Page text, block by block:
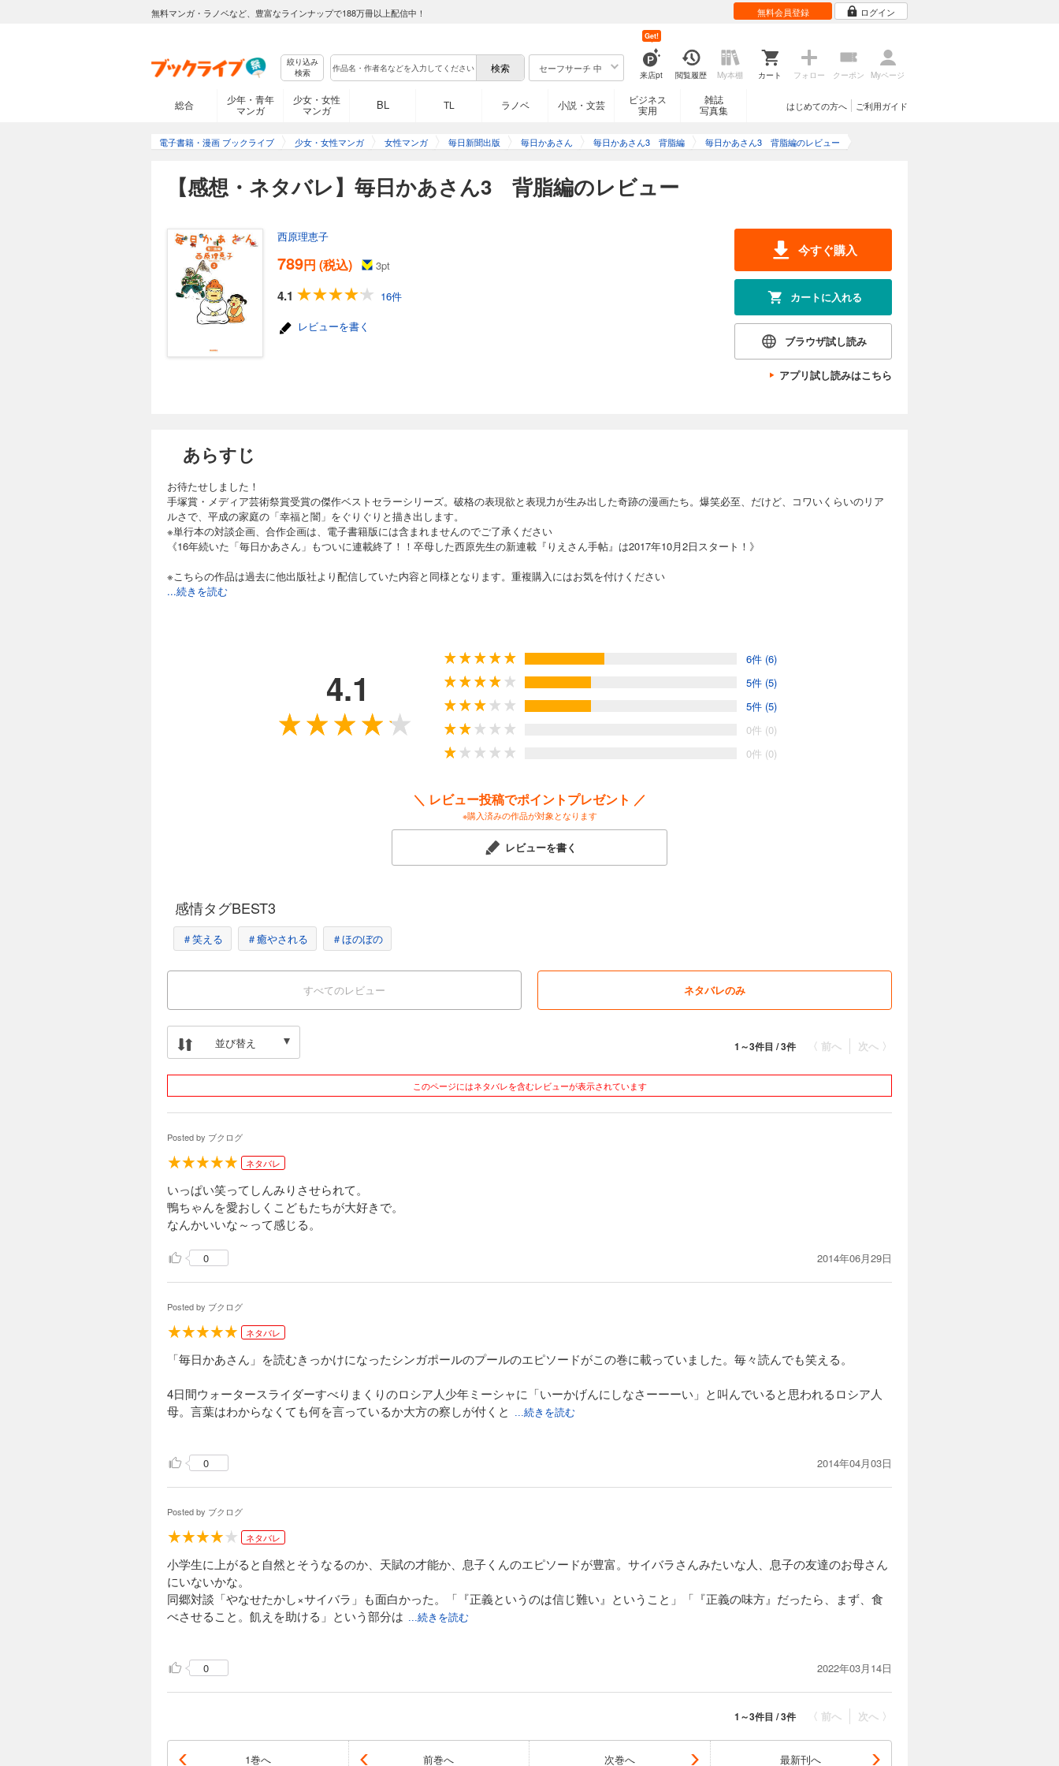
無料マンガ・ラノベなど、豊富なラインナップで188万冊以上配信中！ 無料会員登録 ログイン
絞り込み
検索
セーフサーチ 中
来店pt
Get!
閲覧履歴 My本棚 カート フォロー クーポン Myページ
総合
少年・青年
マンガ
少女・女性
マンガ
BL TL ラノベ 小説・文芸
ビジネス
実用
雑誌
写真集
ご利用ガイド
はじめての方へ
電子書籍・漫画 ブックライブ 少女・女性マンガ 女性マンガ 毎日新聞出版 毎日かあさん 毎日かあさん3 背脂編 毎日かあさん3 背脂編のレビュー
【感想・ネタバレ】毎日かあさん3 背脂編のレビュー
西原理恵子
789円 (税込) 3pt
4.1
16件
レビューを書く
今すぐ購入
カートに入れる
ブラウザ試し読み
アプリ試し読みはこちら
あらすじ
お待たせしました！
手塚賞・メディア芸術祭賞受賞の傑作ベストセラーシリーズ。破格の表現欲と表現力が生み出した奇跡の漫画たち。爆笑必至、だけど、コワいくらいのリア
ルさで、平成の家庭の「幸福と闇」をぐりぐりと描き出します。
※単行本の対談企画、合作企画は、電子書籍版には含まれませんのでご了承ください
《16年続いた「毎日かあさん」もついに連載終了！！卒母した西原先生の新連載『りえさん手帖』は2017年10月2日スタート！》
※こちらの作品は過去に他出版社より配信していた内容と同様となります。重複購入にはお気を付けください
...続きを読む
4.1
6件 (6)
5件 (5)
5件 (5)
0件 (0)
0件 (0)
＼ レビュー投稿でポイントプレゼント ／
※購入済みの作品が対象となります
レビューを書く
感情タグBEST3
＃笑える ＃癒やされる ＃ほのぼの
すべてのレビュー ネタバレのみ
並び替え 次へ 〉
〈 前へ
1～3件目 / 3件
このページにはネタバレを含むレビューが表示されています
Posted by ブクログ
ネタバレ
いっぱい笑ってしんみりさせられて。
鴨ちゃんを愛おしくこどもたちが大好きで。
なんかいいな～って感じる。
0 2014年06月29日
Posted by ブクログ
ネタバレ
「毎日かあさん」を読むきっかけになったシンガポールのプールのエピソードがこの巻に載っていました。毎々読んでも笑える。
4日間ウォータースライダーすべりまくりのロシア人少年ミーシャに「いーかげんにしなさーーーい」と叫んでいると思われるロシア人
母。言葉はわからなくても何を言っているか大方の察しが付くと
...続きを読む
0 2014年04月03日
Posted by ブクログ
ネタバレ
小学生に上がると自然とそうなるのか、天賦の才能か、息子くんのエピソードが豊富。サイバラさんみたいな人、息子の友達のお母さん
にいないかな。
同郷対談「やなせたかし×サイバラ」も面白かった。「『正義というのは信じ難い』ということ」「『正義の味方』だったら、まず、食
べさせること。飢えを助ける」という部分は ...続きを読む
元夫のこの先についてはもう知っているので、なんとも切ない気持ちで読んでしまう。
「大親友」ちょくちょく登場するまあくん。『そこからみる空のいろはきっと違うんだろなあ。』
0 2022年03月14日
次へ 〉
〈 前へ
1～3件目 / 3件
1巻へ 前巻へ 次巻へ 最新刊へ